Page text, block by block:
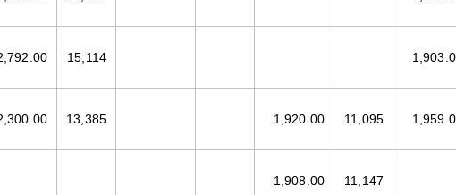
15,114
13,385 1,920.00 11,095
1,908.00 11,147